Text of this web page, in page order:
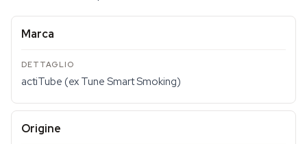
Marca
actiTube (ex Tune Smart Smoking)
Origine